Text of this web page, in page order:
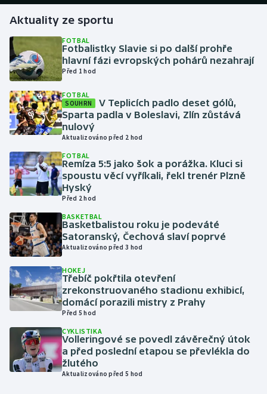
Gymnastika
Házená
Jezdectví
Judo
Krasobruslení
Lezení
Lyže a snowboard
Moderní pětiboj
Motorsport
Olympijské hry
Parasport
Plavání
Plážový volejbal
Aktuality ze sportu
FOTBAL
Fotbalistky Slavie si po další prohře
hlavní fázi evropských pohárů nezahrají
Před 1 hod
FOTBAL
SOUHRN
V Teplicích padlo deset gólů,
Sparta padla v Boleslavi, Zlín zůstává
nulový
Aktualizováno před 2 hod
FOTBAL
Remíza 5:5 jako šok a porážka. Kluci si
spoustu věcí vyříkali, řekl trenér Plzně
Hyský
Před 2 hod
BASKETBAL
Basketbalistou roku je podeváté
Satoranský, Čechová slaví poprvé
Aktualizováno před 3 hod
HOKEJ
Třebíč pokřtila otevření
zrekonstruovaného stadionu exhibicí,
domácí porazili mistry z Prahy
Před 5 hod
CYKLISTIKA
Volleringové se povedl závěrečný útok
a před poslední etapou se převlékla do
žlutého
Aktualizováno před 5 hod